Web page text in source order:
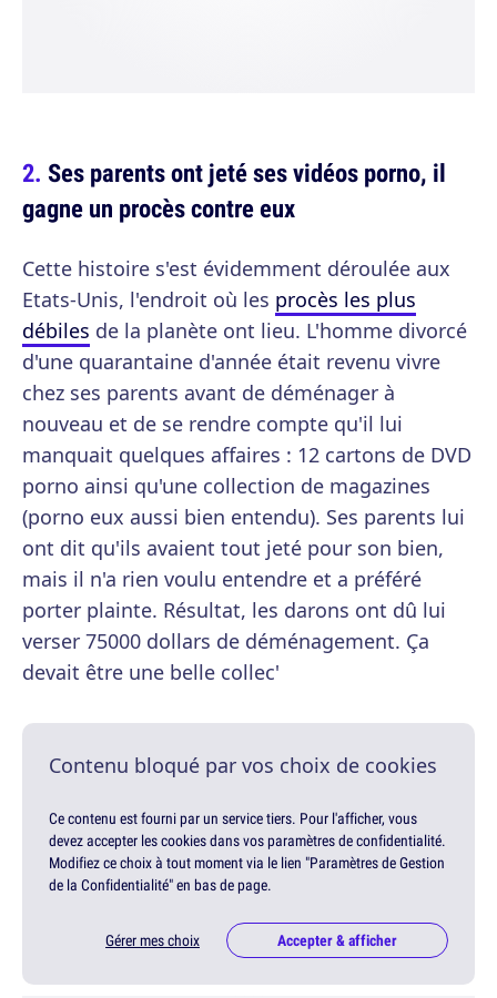
Ses parents ont jeté ses vidéos porno, il
gagne un procès contre eux
Cette histoire s'est évidemment déroulée aux
Etats-Unis, l'endroit où les procès les plus
débiles de la planète ont lieu. L'homme divorcé
d'une quarantaine d'année était revenu vivre
chez ses parents avant de déménager à
nouveau et de se rendre compte qu'il lui
manquait quelques affaires : 12 cartons de DVD
porno ainsi qu'une collection de magazines
(porno eux aussi bien entendu). Ses parents lui
ont dit qu'ils avaient tout jeté pour son bien,
mais il n'a rien voulu entendre et a préféré
porter plainte. Résultat, les darons ont dû lui
verser 75000 dollars de déménagement. Ça
devait être une belle collec'
Contenu bloqué par vos choix de cookies
Ce contenu est fourni par un service tiers. Pour l'afficher, vous
devez accepter les cookies dans vos paramètres de confidentialité.
Modifiez ce choix à tout moment via le lien "Paramètres de Gestion
de la Confidentialité" en bas de page.
Gérer mes choix Accepter & afficher